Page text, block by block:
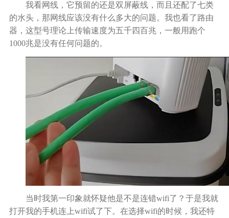
我看网线，它预留的还是双 屏蔽线，而且还配了七类
的水头，那网线应该没有什么多大的问题。我也看了路由
器，这型号理论上传输速度为五千四百兆，一般用 跑个
1000兆是没有任何问题的。
当时我第一印象就怀疑他是不是连错wifi了？于是我就
打开我的手机连上wifi试了下。在选择wifi的时候，我还特